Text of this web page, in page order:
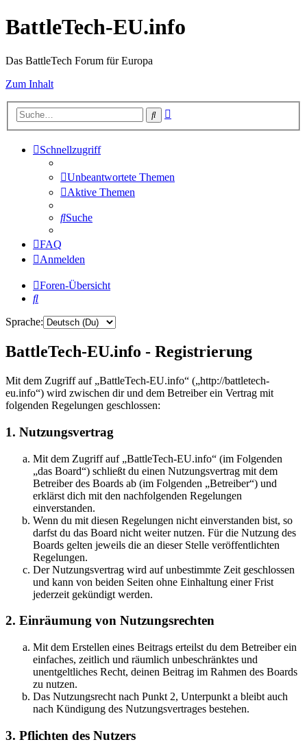
BattleTech-EU.info
Das BattleTech Forum für Europa
Zum Inhalt
Suche
Schnellzugriff
Unbeantwortete Themen
Aktive Themen
Suche
FAQ
Anmelden
Foren-Übersicht
Suche
Sprache:
BattleTech-EU.info - Registrierung
Mit dem Zugriff auf „BattleTech-EU.info“ („http://battletech-
eu.info“) wird zwischen dir und dem Betreiber ein Vertrag mit
folgenden Regelungen geschlossen:
1. Nutzungsvertrag
Mit dem Zugriff auf „BattleTech-EU.info“ (im Folgenden
„das Board“) schließt du einen Nutzungsvertrag mit dem
Betreiber des Boards ab (im Folgenden „Betreiber“) und
erklärst dich mit den nachfolgenden Regelungen
einverstanden.
Wenn du mit diesen Regelungen nicht einverstanden bist, so
darfst du das Board nicht weiter nutzen. Für die Nutzung des
Boards gelten jeweils die an dieser Stelle veröffentlichten
Regelungen.
Der Nutzungsvertrag wird auf unbestimmte Zeit geschlossen
und kann von beiden Seiten ohne Einhaltung einer Frist
jederzeit gekündigt werden.
2. Einräumung von Nutzungsrechten
Mit dem Erstellen eines Beitrags erteilst du dem Betreiber ein
einfaches, zeitlich und räumlich unbeschränktes und
unentgeltliches Recht, deinen Beitrag im Rahmen des Boards
zu nutzen.
Das Nutzungsrecht nach Punkt 2, Unterpunkt a bleibt auch
nach Kündigung des Nutzungsvertrages bestehen.
3. Pflichten des Nutzers